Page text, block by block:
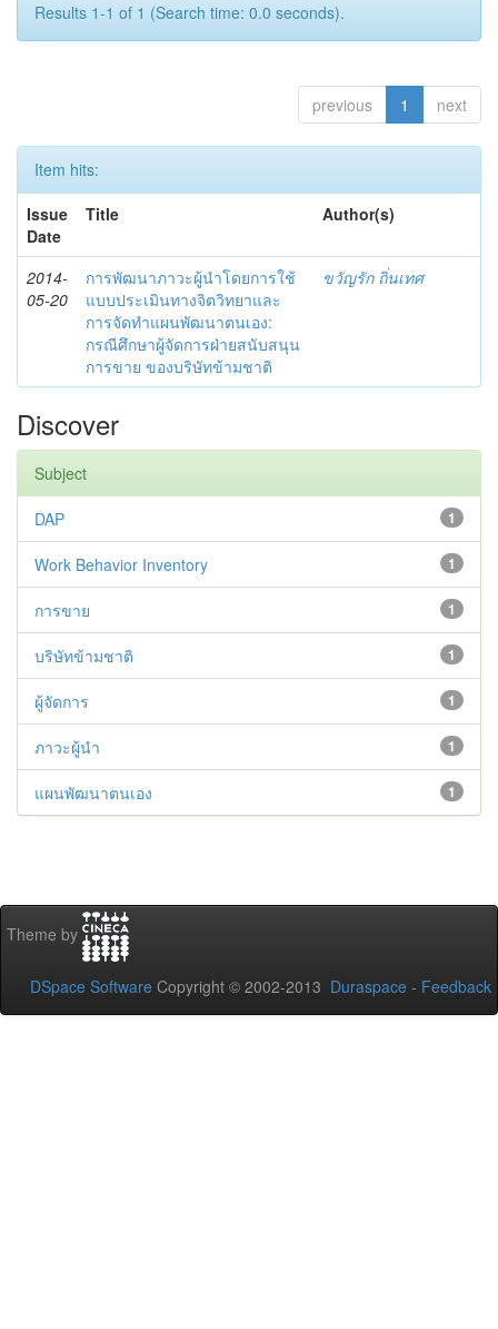
Results 1-1 of 1 (Search time: 0.0 seconds).
previous 1 next
Item hits:
Issue
Date
Title Author(s)
2014-
05-20
การพัฒนาภาวะผู้นำโดยการใช้
แบบประเมินทางจิตวิทยาและ
การจัดทำแผนพัฒนาตนเอง:
กรณีศึกษาผู้จัดการฝ่ายสนับสนุน
การขาย ของบริษัทข้ามชาติ
ขวัญรัก ถิ่นเทศ
Discover
Subject
1
DAP
1
Work Behavior Inventory
1
การขาย
1
บริษัทข้ามชาติ
1
ผู้จัดการ
1
ภาวะผู้นำ
1
แผนพัฒนาตนเอง
Theme by
DSpace Software Copyright © 2002-2013 Duraspace - Feedback